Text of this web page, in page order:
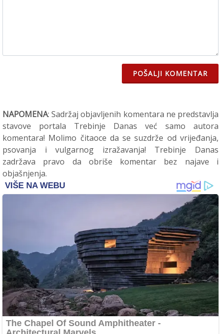
POŠALJI KOMENTAR
NAPOMENA: Sadržaj objavljenih komentara ne predstavlja
stavove portala Trebinje Danas već samo autora
komentara! Molimo čitaoce da se suzdrže od vrijeđanja,
psovanja i vulgarnog izražavanja! Trebinje Danas
zadržava pravo da obriše komentar bez najave i
objašnjenja.